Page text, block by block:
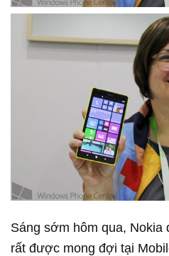
Sáng sớm hôm qua, Nokia
rất được mong đợi tại